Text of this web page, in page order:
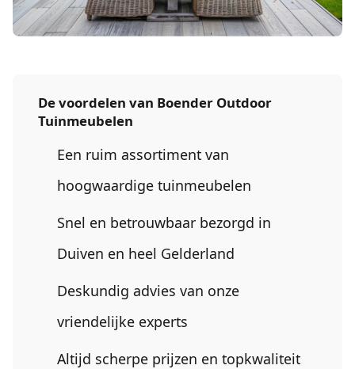
De voordelen van Boender Outdoor
Tuinmeubelen
Een ruim assortiment van
hoogwaardige tuinmeubelen
Snel en betrouwbaar bezorgd in
Duiven en heel Gelderland
Deskundig advies van onze
vriendelijke experts
Altijd scherpe prijzen en topkwaliteit